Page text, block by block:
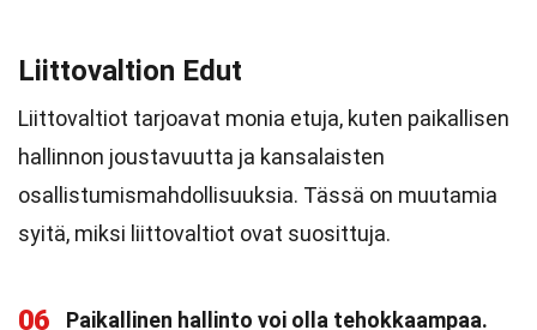
Liittovaltion Edut
Liittovaltiot tarjoavat monia etuja, kuten paikallisen
hallinnon joustavuutta ja kansalaisten
osallistumismahdollisuuksia. Tässä on muutamia
syitä, miksi liittovaltiot ovat suosittuja.
06 Paikallinen hallinto voi olla tehokkaampaa.